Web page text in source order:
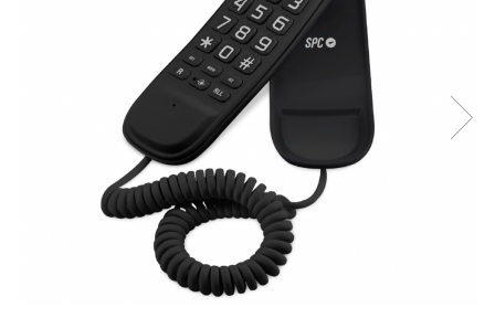
Hobby-uri creative
Iluminat & Electrice
Kit-uri automatizari porti si usi
Mobila gradina & terasa
Mobila Living & Dining